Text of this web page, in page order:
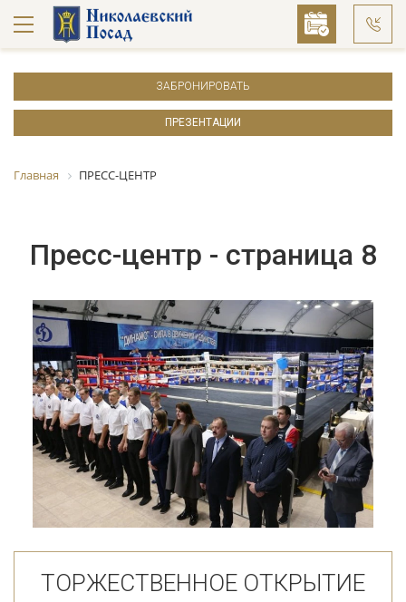
ЗАБРОНИРОВАТЬ
ПРЕЗЕНТАЦИИ
Главная ПРЕСС-ЦЕНТР
Пресс-центр - страница 8
ТОРЖЕСТВЕННОЕ ОТКРЫТИЕ